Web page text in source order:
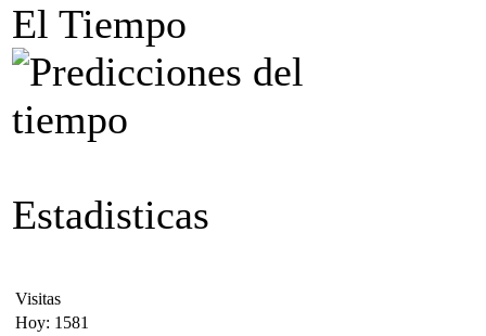
El Tiempo
Estadisticas
Visitas
Hoy: 1581